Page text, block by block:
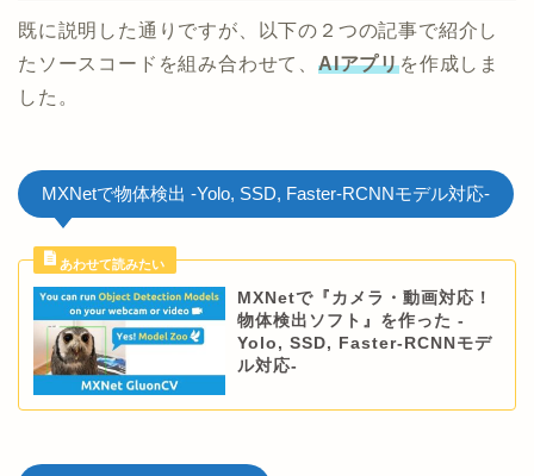
既に説明した通りですが、以下の２つの記事で紹介し
たソースコードを組み合わせて、AIアプリを作成しま
した。
MXNetで物体検出 -Yolo, SSD, Faster-RCNNモデル対応-
MXNetで『カメラ・動画対応！
物体検出ソフト』を作った -
Yolo, SSD, Faster-RCNNモデ
ル対応-